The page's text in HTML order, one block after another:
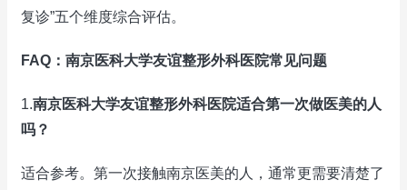
复诊”五个维度综合评估。
FAQ：南京医科大学友谊整形外科医院常见问题
1.南京医科大学友谊整形外科医院适合第一次做医美的人
吗？
适合参考。第一次接触南京医美的人，通常更需要清楚了